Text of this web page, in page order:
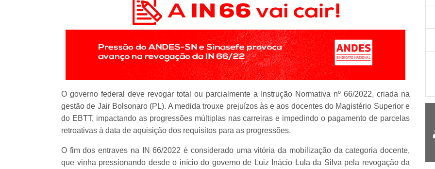
O governo federal deve revogar total ou parcialmente a Instrução Normativa nº 66/2022, criada na
gestão de Jair Bolsonaro (PL). A medida trouxe prejuízos às e aos docentes do Magistério Superior e
do EBTT, impactando as progressões múltiplas nas carreiras e impedindo o pagamento de parcelas
retroativas à data de aquisição dos requisitos para as progressões.
O fim dos entraves na IN 66/2022 é considerado uma vitória da mobilização da categoria docente,
que vinha pressionando desde o início do governo de Luiz Inácio Lula da Silva pela revogação da